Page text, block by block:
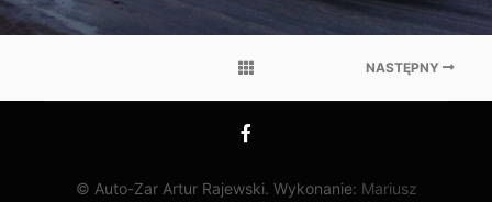
NASTĘPNY
© Auto-Zar Artur Rajewski. Wykonanie: Mariusz